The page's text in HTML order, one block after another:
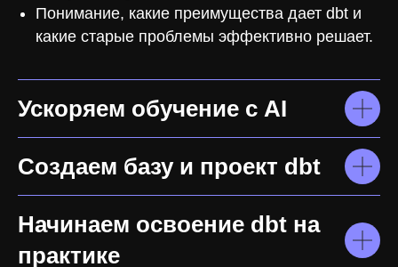
Понимание, какие преимущества дает dbt и
какие старые проблемы эффективно решает.
Ускоряем обучение с AI
Создаем базу и проект dbt
Начинаем освоение dbt на
практикеДЛЯ СТУДЕНТОВ
СОЦСЕТИ